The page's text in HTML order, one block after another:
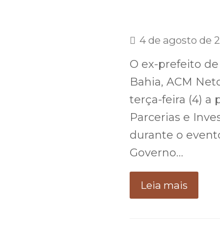
4 de agosto de
O ex-prefeito
Bahia, ACM
terça-feira (4) a
Parcerias e
durante o
Governo…
Leia mais